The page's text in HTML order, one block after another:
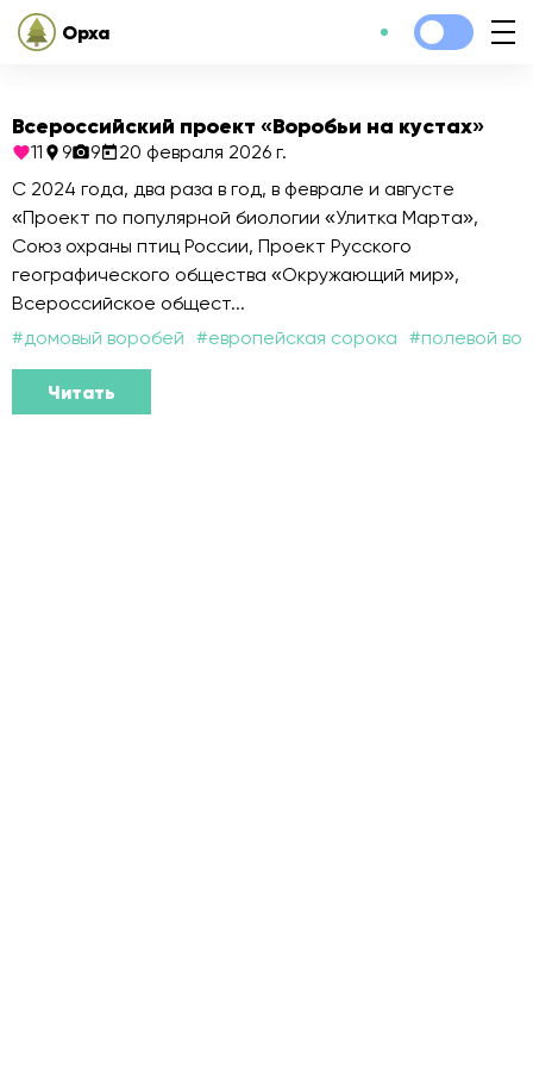
Орха
Всероссийский проект «Воробьи на кустах»
11 9 9
20 февраля 2026 г.
С 2024 года, два раза в год, в феврале и августе
«Проект по популярной биологии «Улитка Марта»,
Союз охраны птиц России, Проект Русского
географического общества «Окружающий мир»,
Всероссийское общест...
#домовый воробей #европейская сорока #полевой
Читать